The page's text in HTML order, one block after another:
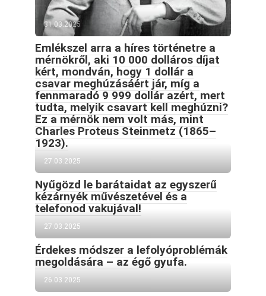
31.03.2025
Emlékszel arra a híres történetre a
mérnökről, aki 10 000 dolláros díjat
kért, mondván, hogy 1 dollár a
csavar meghúzásáért jár, míg a
fennmaradó 9 999 dollár azért, mert
tudta, melyik csavart kell meghúzni?
Ez a mérnök nem volt más, mint
Charles Proteus Steinmetz (1865–
1923).
27.03.2025
Nyűgözd le barátaidat az egyszerű
kézárnyék művészetével és a
telefonod vakujával!
27.03.2025
Érdekes módszer a lefolyóproblémák
megoldására – az égő gyufa.
26.03.2025